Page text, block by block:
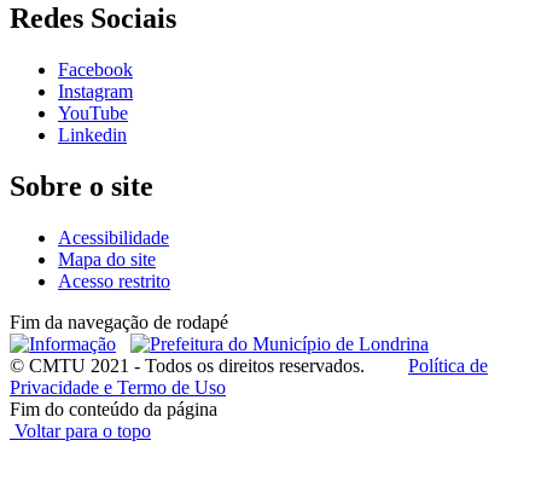
Redes Sociais
Facebook
Instagram
YouTube
Linkedin
Sobre o site
Acessibilidade
Mapa do site
Acesso restrito
Fim da navegação de rodapé
© CMTU 2021 - Todos os direitos reservados. Política de
Privacidade e Termo de Uso
Fim do conteúdo da página
Voltar para o topo